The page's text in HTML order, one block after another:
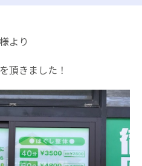
より
頂きました！